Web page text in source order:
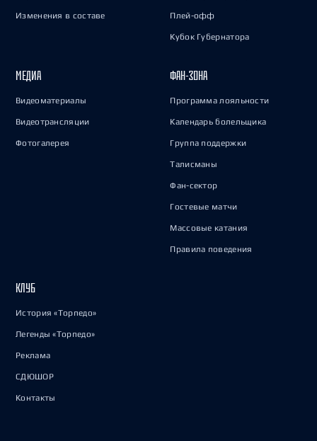
Изменения в составе Плей-офф
Кубок Губернатора
МЕДИА
Видеоматериалы
Видеотрансляции
Фотогалерея
ФАН-ЗОНА
Программа лояльности
Календарь болельщика
Группа поддержки
Талисманы
Фан-сектор
Гостевые матчи
Массовые катания
Правила поведения
КЛУБ
История «Торпедо»
Легенды «Торпедо»
Реклама
СДЮШОР
Контакты